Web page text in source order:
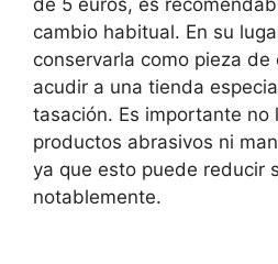
de 5 euros, es
cambio habitual. En su
conservarla como pieza de
acudir a una tienda
tasación. Es importante no
productos abrasivos ni
ya que esto puede reducir
notablemente.